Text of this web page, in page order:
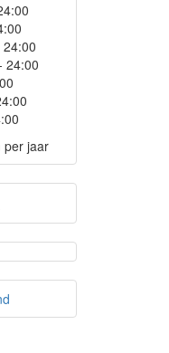
24:00
per jaar